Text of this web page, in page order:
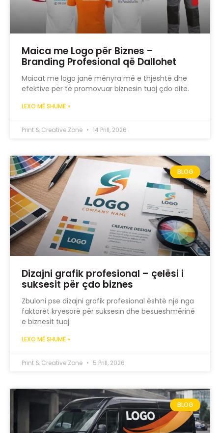
Maica me Logo për Biznes –
Branding Profesional që Dallohet
Maicat me logo janë mënyra më e thjeshtë dhe
efektive për të promovuar biznesin tuaj çdo ditë.
LEXO MË SHUMË »
Print & Creative Zone 14 Prill, 2026
BLOG
Dizajni grafik profesional – çelësi i
suksesit për çdo biznes
Zbuloni pse dizajni grafik profesional është një nga
faktorët kryesorë për suksesin dhe besueshmërinë
e biznesit tuaj.
LEXO MË SHUMË »
Print & Creative Zone 5 Prill, 2026
BLOG